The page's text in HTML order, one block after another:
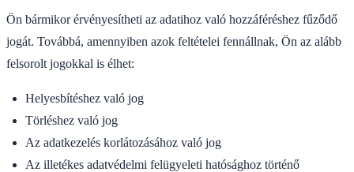
Ön bármikor érvényesítheti az adatihoz való hozzáféréshez fűződő
jogát. Továbbá, amennyiben azok feltételei fennállnak, Ön az alább
felsorolt jogokkal is élhet:
Helyesbítéshez való jog
Törléshez való jog
Az adatkezelés korlátozásához való jog
Az illetékes adatvédelmi felügyeleti hatósághoz történő